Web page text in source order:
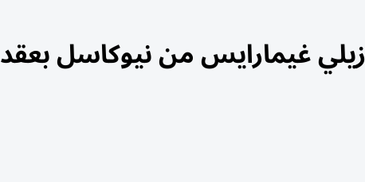
غيمارايس من نيوكاسل بعقد